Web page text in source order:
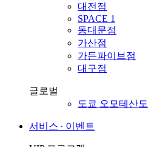
대전점
SPACE 1
동대문점
가산점
가든파이브점
대구점
글로벌
도쿄 오모테산도
서비스 ∙ 이벤트